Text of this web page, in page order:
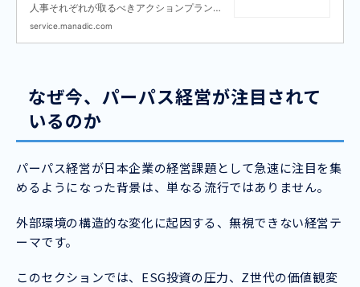
人事それぞれが取るべきアクションプランを
組織開発の視点から解説します。
service.manadic.com
なぜ今、パーパス経営が注目されて
いるのか
パーパス経営が日本企業の経営課題として急速に注目を集
めるようになった背景は、単なる流行ではありません。
外部環境の構造的な変化に起因する、無視できない経営テ
ーマです。
このセクションでは、ESG投資の圧力、Z世代の価値観変